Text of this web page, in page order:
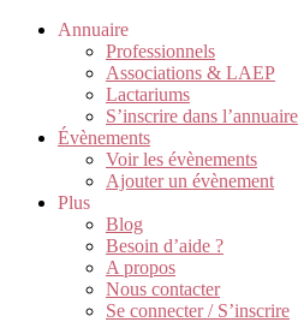
Annuaire
Professionnels
Associations & LAEP
Lactariums
S’inscrire dans l’annuaire
Évènements
Voir les évènements
Ajouter un évènement
Plus
Blog
Besoin d’aide ?
A propos
Nous contacter
Se connecter / S’inscrire